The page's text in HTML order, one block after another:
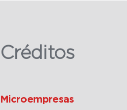
Créditos
Microempresas